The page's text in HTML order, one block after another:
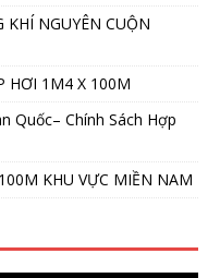
KHÍ NGUYÊN CUỘN
HƠI 1M4 X 100M
Quốc– Chính Sách Hợp
KHU VỰC MIỀN NAM